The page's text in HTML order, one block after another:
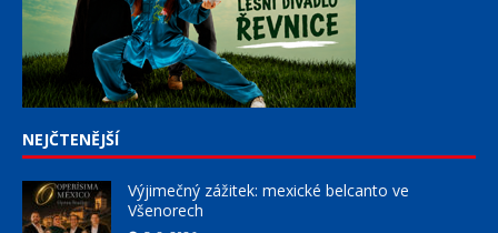
NEJČTENĚJŠÍ
Výjimečný zážitek: mexické belcanto ve
Všenorech